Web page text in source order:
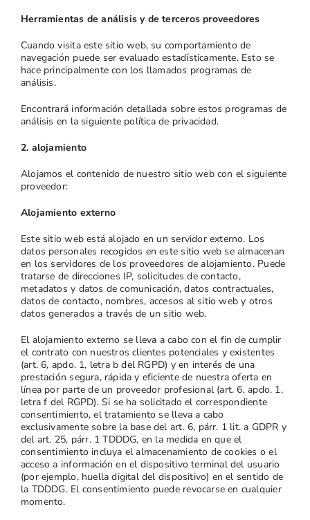
Herramientas de análisis y de terceros proveedores
Cuando visita este sitio web, su comportamiento de
navegación puede ser evaluado estadísticamente. Esto se
hace principalmente con los llamados programas de
análisis.
Encontrará información detallada sobre estos programas de
análisis en la siguiente política de privacidad.
2. alojamiento
Alojamos el contenido de nuestro sitio web con el siguiente
proveedor:
Alojamiento externo
Este sitio web está alojado en un servidor externo. Los
datos personales recogidos en este sitio web se almacenan
en los servidores de los proveedores de alojamiento. Puede
tratarse de direcciones IP, solicitudes de contacto,
metadatos y datos de comunicación, datos contractuales,
datos de contacto, nombres, accesos al sitio web y otros
datos generados a través de un sitio web.
El alojamiento externo se lleva a cabo con el fin de cumplir
el contrato con nuestros clientes potenciales y existentes
(art. 6, apdo. 1, letra b del RGPD) y en interés de una
prestación segura, rápida y eficiente de nuestra oferta en
línea por parte de un proveedor profesional (art. 6, apdo. 1,
letra f del RGPD). Si se ha solicitado el correspondiente
consentimiento, el tratamiento se lleva a cabo
exclusivamente sobre la base del art. 6, párr. 1 lit. a GDPR y
del art. 25, párr. 1 TDDDG, en la medida en que el
consentimiento incluya el almacenamiento de cookies o el
acceso a información en el dispositivo terminal del usuario
(por ejemplo, huella digital del dispositivo) en el sentido de
la TDDDG. El consentimiento puede revocarse en cualquier
momento.